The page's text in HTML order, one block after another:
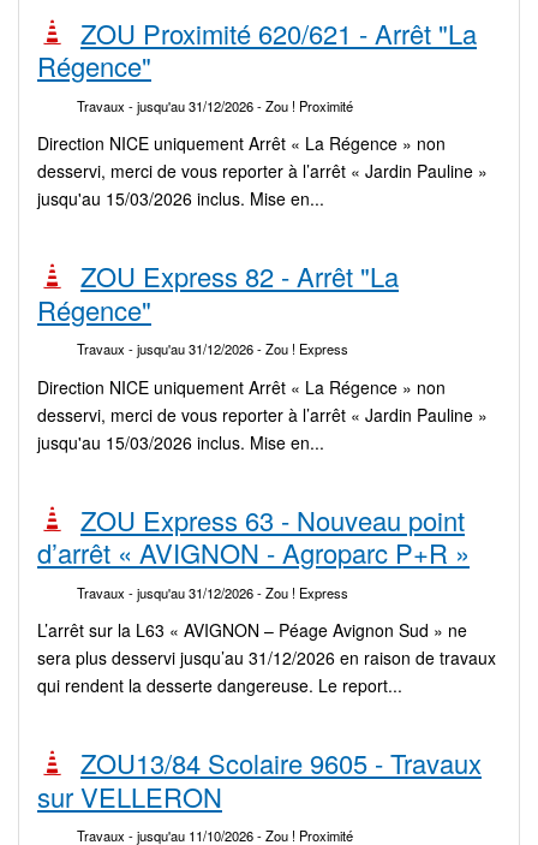
ZOU Proximité 620/621 - Arrêt "La
Régence"
Travaux - jusqu'au 31/12/2026- Zou ! Proximité
Direction NICE uniquement Arrêt « La Régence » non
desservi, merci de vous reporter à l’arrêt « Jardin Pauline »
jusqu'au 15/03/2026 inclus. Mise en...
ZOU Express 82 - Arrêt "La
Régence"
Travaux - jusqu'au 31/12/2026- Zou ! Express
Direction NICE uniquement Arrêt « La Régence » non
desservi, merci de vous reporter à l’arrêt « Jardin Pauline »
jusqu'au 15/03/2026 inclus. Mise en...
ZOU Express 63 - Nouveau point
d’arrêt « AVIGNON - Agroparc P+R »
Travaux - jusqu'au 31/12/2026- Zou ! Express
L’arrêt sur la L63 « AVIGNON – Péage Avignon Sud » ne
sera plus desservi jusqu’au 31/12/2026 en raison de travaux
qui rendent la desserte dangereuse. Le report...
ZOU13/84 Scolaire 9605 - Travaux
sur VELLERON
Travaux - jusqu'au 11/10/2026- Zou ! Proximité